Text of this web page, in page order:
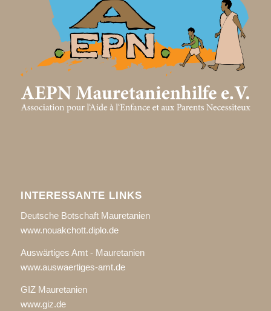
INTERESSANTE LINKS
Deutsche Botschaft Mauretanien
www.nouakchott.diplo.de
Auswärtiges Amt - Mauretanien
www.auswaertiges-amt.de
GIZ Mauretanien
www.giz.de